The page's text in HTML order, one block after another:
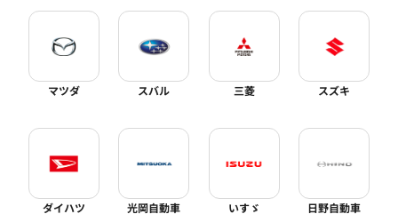
マツダ スバル 三菱 スズキ
ダイハツ 光岡自動車 いすゞ 日野自動車